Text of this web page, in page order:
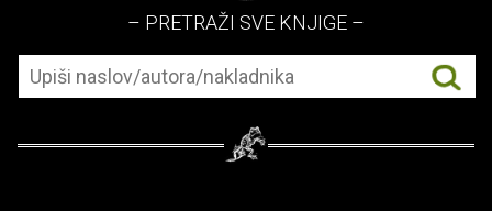
– PRETRAŽI SVE KNJIGE –